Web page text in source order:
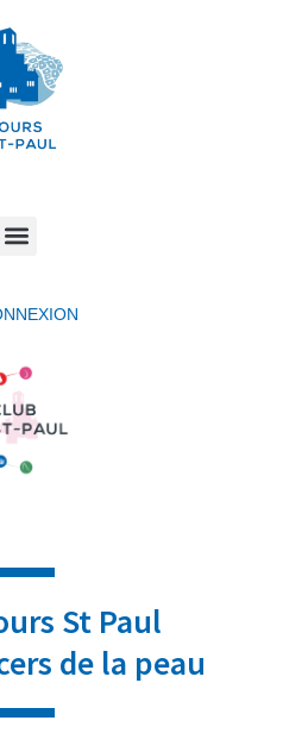
St Paul
de la peau